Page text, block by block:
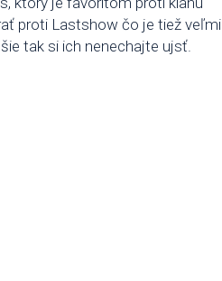
proti Lastshow čo je tiež veľmi
tak si ich nenechajte ujsť.